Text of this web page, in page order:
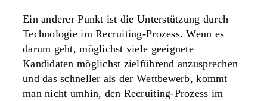
Ein anderer Punkt ist die Unterstützung durch
Technologie im Recruiting-Prozess. Wenn es
darum geht, möglichst viele geeignete
Kandidaten möglichst zielführend anzusprechen
und das schneller als der Wettbewerb, kommt
man nicht umhin, den Recruiting-Prozess im